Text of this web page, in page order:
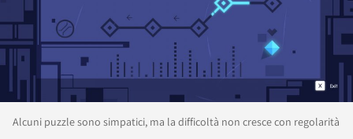
Alcuni puzzle sono simpatici, ma la difficoltà non cresce con regolarità